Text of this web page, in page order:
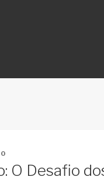
O Desafio